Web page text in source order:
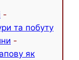
-
та побуту
-
як